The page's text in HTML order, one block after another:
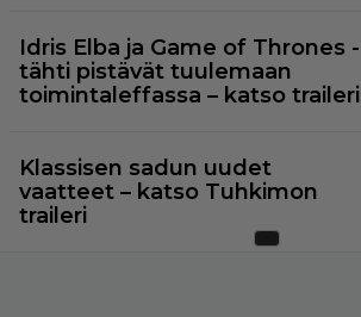
Idris Elba ja Game of Thrones -
tähti pistävät tuulemaan
toimintaleffassa – katso traileri
Klassisen sadun uudet
vaatteet – katso Tuhkimon
traileri